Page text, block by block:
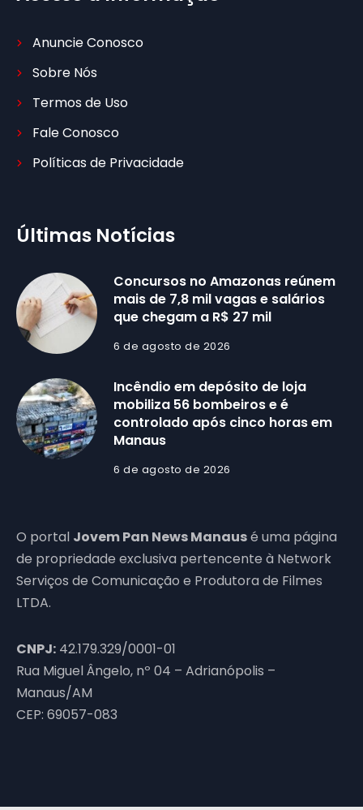
Anuncie Conosco
Sobre Nós
Termos de Uso
Fale Conosco
Políticas de Privacidade
Últimas Notícias
Concursos no Amazonas reúnem
mais de 7,8 mil vagas e salários
que chegam a R$ 27 mil
6 de agosto de 2026
Incêndio em depósito de loja
mobiliza 56 bombeiros e é
controlado após cinco horas em
Manaus
6 de agosto de 2026
O portal Jovem Pan News Manausé uma página
de propriedade exclusiva pertencente à Network
Serviços de Comunicação e Produtora de Filmes
LTDA.
CNPJ: 42.179.329/0001-01
Rua Miguel Ângelo, nº 04 – Adrianópolis –
Manaus/AM
CEP: 69057-083